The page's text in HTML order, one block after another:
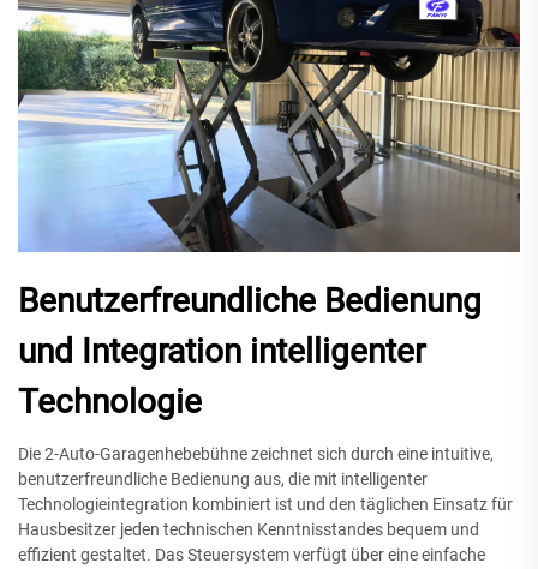
Benutzerfreundliche Bedienung
und Integration intelligenter
Technologie
Die 2-Auto-Garagenhebebühne zeichnet sich durch eine intuitive,
benutzerfreundliche Bedienung aus, die mit intelligenter
Technologieintegration kombiniert ist und den täglichen Einsatz für
Hausbesitzer jeden technischen Kenntnisstandes bequem und
effizient gestaltet. Das Steuersystem verfügt über eine einfache